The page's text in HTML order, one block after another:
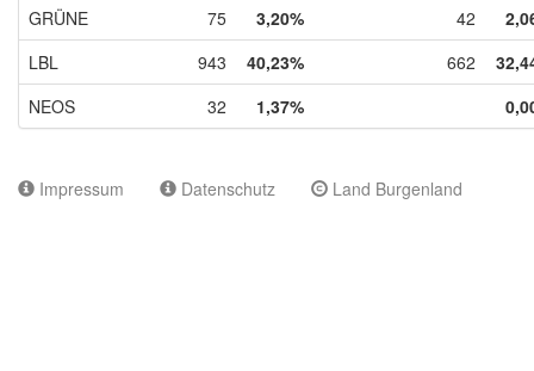
GRÜNE
75 3,20% 42
LBL
943 40,23% 662
NEOS
32 1,37%
Impressum Datenschutz Land Burgenland